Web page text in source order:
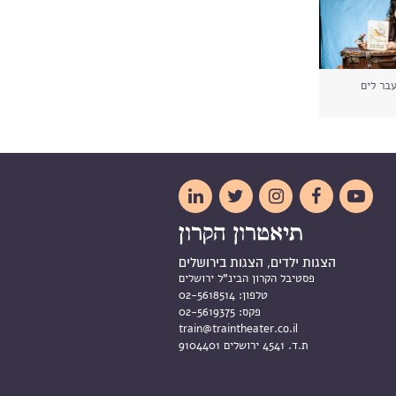
לים





הצגות ילדים, הצגות בירושלים
פסטיבל הקרון הבינ"ל ירושלים
טלפון:
פקס:
train@traintheater.co.il
ת.ד. 4541 ירושלים 9104401